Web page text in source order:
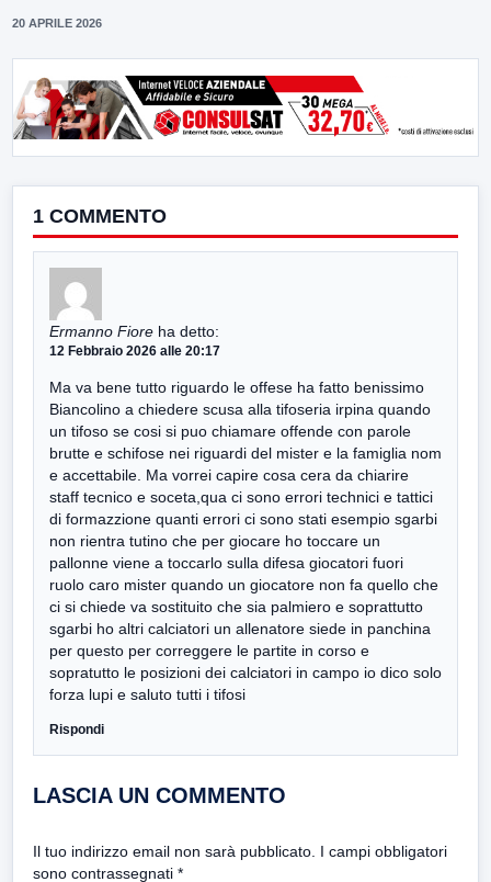
20 APRILE 2026
1 COMMENTO
Ermanno Fiore ha detto:
12 Febbraio 2026 alle 20:17
Ma va bene tutto riguardo le offese ha fatto benissimo
Biancolino a chiedere scusa alla tifoseria irpina quando
un tifoso se cosi si puo chiamare offende con parole
brutte e schifose nei riguardi del mister e la famiglia nom
e accettabile. Ma vorrei capire cosa cera da chiarire
staff tecnico e soceta,qua ci sono errori technici e tattici
di formazzione quanti errori ci sono stati esempio sgarbi
non rientra tutino che per giocare ho toccare un
pallonne viene a toccarlo sulla difesa giocatori fuori
ruolo caro mister quando un giocatore non fa quello che
ci si chiede va sostituito che sia palmiero e soprattutto
sgarbi ho altri calciatori un allenatore siede in panchina
per questo per correggere le partite in corso e
sopratutto le posizioni dei calciatori in campo io dico solo
forza lupi e saluto tutti i tifosi
Rispondi
LASCIA UN COMMENTO
Il tuo indirizzo email non sarà pubblicato. I campi obbligatori
sono contrassegnati *